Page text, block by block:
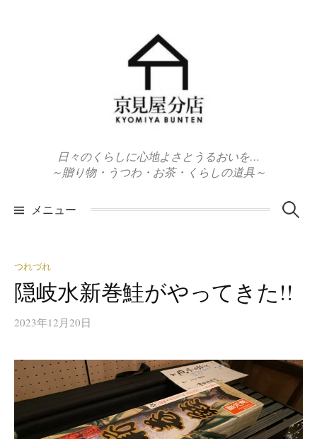
日々のくらしに心地よさとうるおいを…
～贈り物・うつわ・お茶・くらしの道具～
メニュー 検
つれづれ
隠岐水新巻鮭がやってきた!!
2023年12月20日